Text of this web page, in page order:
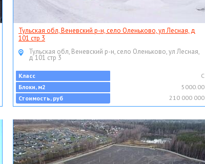
Тульская обл, Веневский р-н, село Оленьково, ул Лесная, д
101 стр 3
Тульская обл, Веневский р-н, село Оленьково, ул Лесная,
д 101 стр 3
Класс
C
Блоки, м2
5000.00
Стоимость, руб
210 000 000